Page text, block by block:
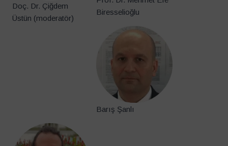
Doç. Dr. Çiğdem
Üstün (moderatör)
Biresselioğlu
Barış Şanlı